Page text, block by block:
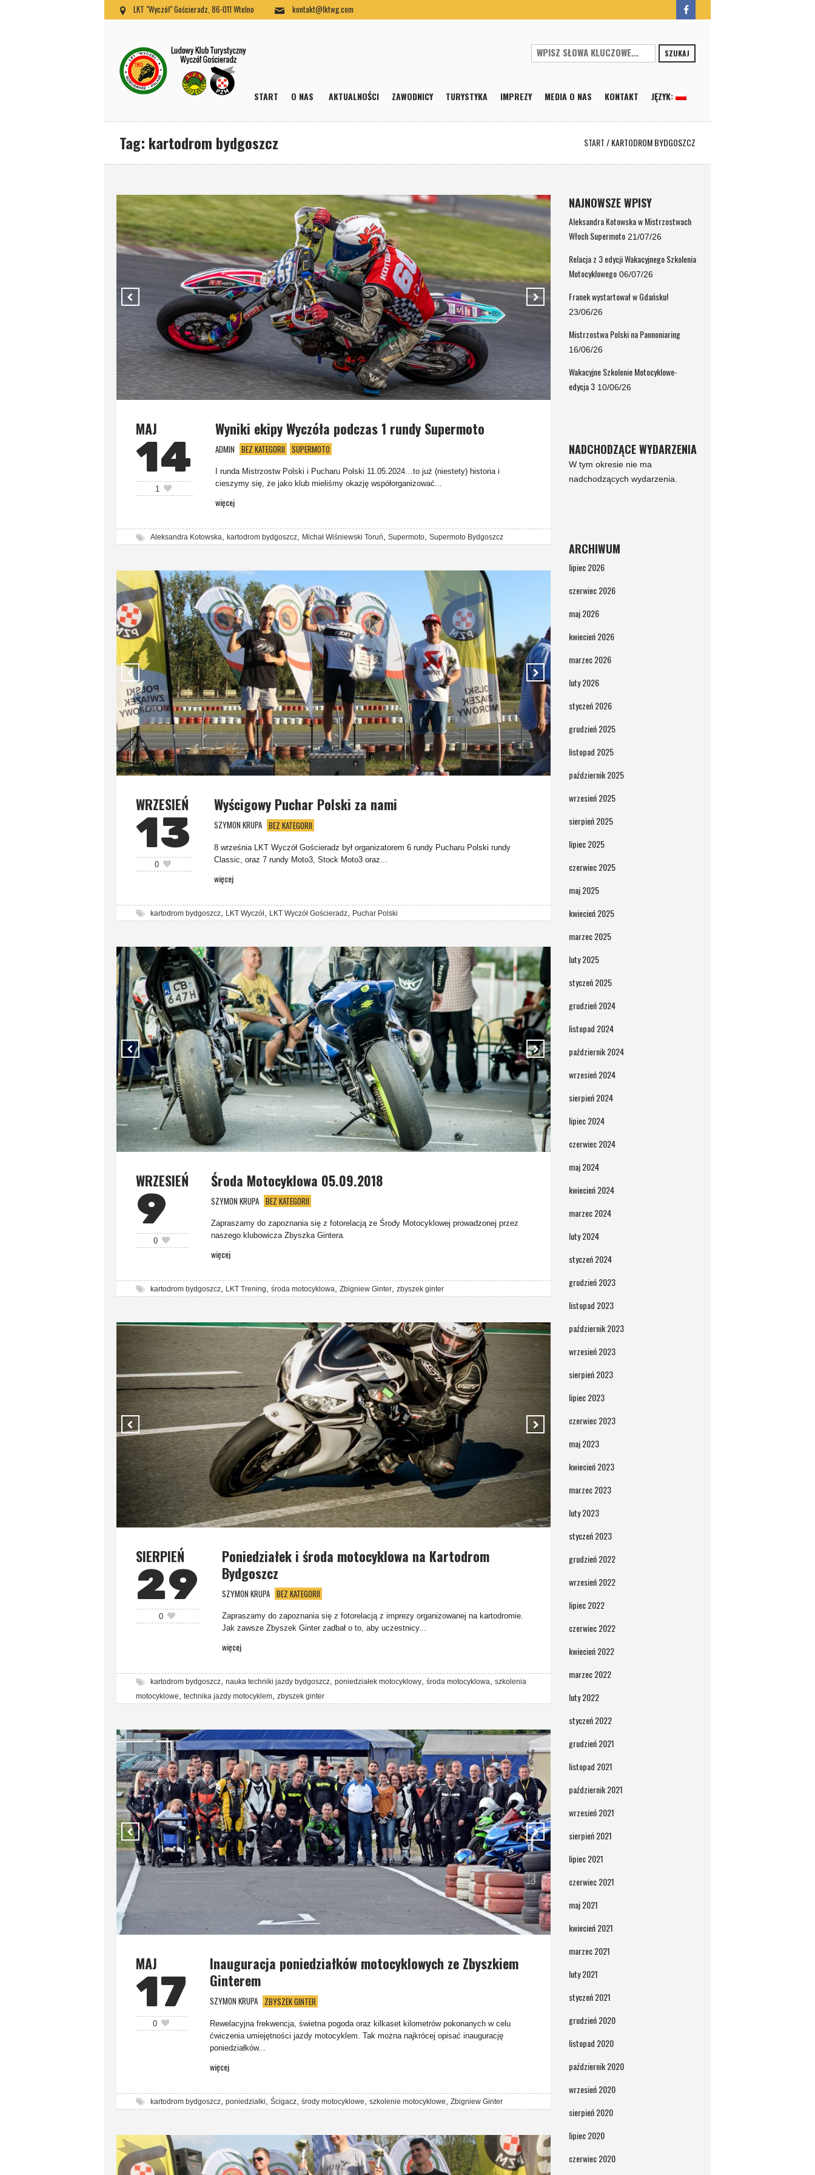
LKT "Wyczół" Gościeradz, 86-011 Wtelno kontakt@lktwg.com
SZUKAJ
START O NAS AKTUALNOŚCI ZAWODNICY TURYSTYKA IMPREZY MEDIA O NAS KONTAKT JĘZYK:
Tag: kartodrom bydgoszcz START/KARTODROM BYDGOSZCZ
MAJ
14
1
Wyniki ekipy Wyczóła podczas 1 rundy Supermoto
ADMIN BEZ KATEGORII SUPERMOTO
I runda Mistrzostw Polski i Pucharu Polski 11.05.2024…to już (niestety) historia i
cieszymy się, że jako klub mieliśmy okazję współorganizować...
więcej
Aleksandra Kotowska, kartodrom bydgoszcz, Michał Wiśniewski Toruń, Supermoto, Supermoto Bydgoszcz
WRZESIEŃ
13
0
Wyścigowy Puchar Polski za nami
SZYMON KRUPA BEZ KATEGORII
8 września LKT Wyczół Gościeradz był organizatorem 6 rundy Pucharu Polski rundy
Classic, oraz 7 rundy Moto3, Stock Moto3 oraz...
więcej
kartodrom bydgoszcz LKT Wyczół LKT Wyczół Gościeradz Puchar Polski
WRZESIEŃ
9
0
Środa Motocyklowa 05.09.2018
SZYMON KRUPA BEZ KATEGORII
Zapraszamy do zapoznania się z fotorelacją ze Środy Motocyklowej prowadzonej przez
naszego klubowicza Zbyszka Gintera.
więcej
kartodrom bydgoszcz LKT Trening środa motocyklowa Zbigniew Ginter zbyszek ginter
SIERPIEŃ
29
0
Poniedziałek i środa motocyklowa na Kartodrom
Bydgoszcz
SZYMON KRUPA BEZ KATEGORII
Zapraszamy do zapoznania się z fotorelacją z imprezy organizowanej na kartodromie.
Jak zawsze Zbyszek Ginter zadbał o to, aby uczestnicy...
więcej
kartodrom bydgoszcz, nauka techniki jazdy bydgoszcz, poniedziałek motocyklowy, środa motocyklowa, szkolenia
motocyklowe, technika jazdy motocyklem, zbyszek ginter
MAJ
17
0
Inauguracja poniedziałków motocyklowych ze Zbyszkiem
Ginterem
SZYMON KRUPA ZBYSZEK GINTER
Rewelacyjna frekwencja, świetna pogoda oraz kilkaset kilometrów pokonanych w celu
ćwiczenia umiejętności jazdy motocyklem. Tak można najkrócej opisać inaugurację
poniedziałków...
więcej
kartodrom bydgoszcz poniedziałki Ścigacz środy motocyklowe szkolenie motocyklowe Zbigniew Ginter
NAJNOWSZE WPISY
Aleksandra Kotowska w Mistrzostwach
Włoch Supermoto 21/07/26
Relacja z 3 edycji Wakacyjnego Szkolenia
Motocyklowego 06/07/26
Franek wystartował w Gdańsku!
23/06/26
Mistrzostwa Polski na Pannoniaring
16/06/26
Wakacyjne Szkolenie Motocyklowe-
edycja 3 10/06/26
NADCHODZĄCE WYDARZENIA
W tym okresie nie ma
nadchodzących wydarzenia.
ARCHIWUM
lipiec 2026
czerwiec 2026
maj 2026
kwiecień 2026
marzec 2026
luty 2026
styczeń 2026
grudzień 2025
listopad 2025
październik 2025
wrzesień 2025
sierpień 2025
lipiec 2025
czerwiec 2025
maj 2025
kwiecień 2025
marzec 2025
luty 2025
styczeń 2025
grudzień 2024
listopad 2024
październik 2024
wrzesień 2024
sierpień 2024
lipiec 2024
czerwiec 2024
maj 2024
kwiecień 2024
marzec 2024
luty 2024
styczeń 2024
grudzień 2023
listopad 2023
październik 2023
wrzesień 2023
sierpień 2023
lipiec 2023
czerwiec 2023
maj 2023
kwiecień 2023
marzec 2023
luty 2023
styczeń 2023
grudzień 2022
wrzesień 2022
lipiec 2022
czerwiec 2022
kwiecień 2022
marzec 2022
luty 2022
styczeń 2022
grudzień 2021
listopad 2021
październik 2021
wrzesień 2021
sierpień 2021
lipiec 2021
czerwiec 2021
maj 2021
kwiecień 2021
marzec 2021
luty 2021
styczeń 2021
grudzień 2020
listopad 2020
październik 2020
wrzesień 2020
sierpień 2020
lipiec 2020
czerwiec 2020